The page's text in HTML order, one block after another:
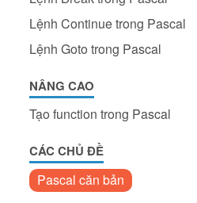
Lệnh Continue trong Pascal
Lệnh Goto trong Pascal
NÂNG CAO
Tạo function trong Pascal
CÁC CHỦ ĐỀ
Pascal căn bản